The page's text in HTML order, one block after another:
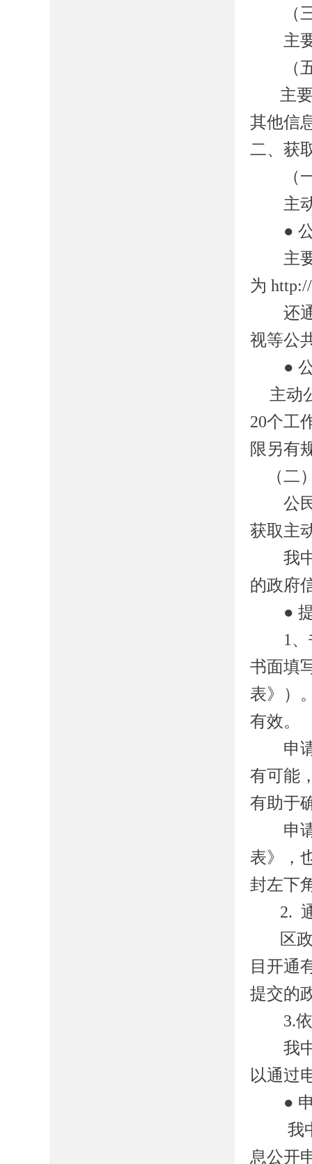
（
主要
（五
主
其他信
二、获
（一
主动
●
主要
为
还通
视等公
●
主动
20个工
限另有
（二
公民
获取主
我
的政府
●
1
书面填
表》）
有效。
申请
有可能
有助于
申请
表》，
封左下
2.
区
目开通
提交的
3.
我
以通过
●
我
息公开